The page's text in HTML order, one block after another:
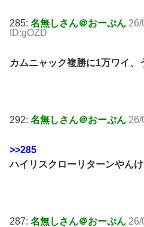
285: 名無しさん＠おーぷん 26/
ID:gOZD
カムニャック複勝に1万ワイ、
292: 名無しさん＠おーぷん 26/
>>285
ハイリスクローリターンやんけ
287: 名無しさん＠おーぷん 26/